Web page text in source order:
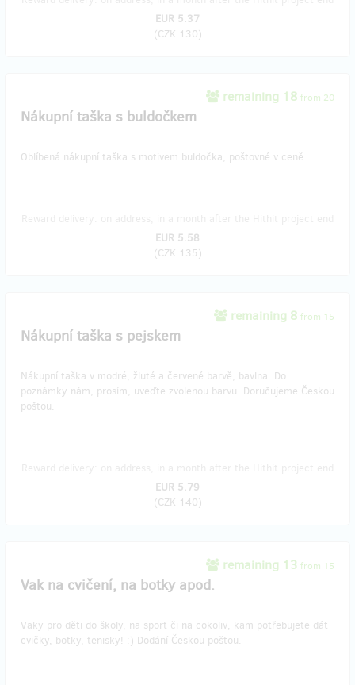
EUR 5.37
(CZK 130)
remaining 18 from 20
Nákupní taška s buldočkem
Oblíbená nákupní taška s motivem buldočka, poštovné v ceně.
EUR 5.58
(CZK 135)
remaining 8 from 15
Nákupní taška s pejskem
Nákupní taška v modré, žluté a červené barvě, bavlna. Do
poznámky nám, prosím, uveďte zvolenou barvu. Doručujeme Českou
poštou.
EUR 5.79
(CZK 140)
remaining 13 from 15
Vak na cvičení, na botky apod.
Vaky pro děti do školy, na sport či na cokoliv, kam potřebujete dát
cvičky, botky, tenisky! :) Dodání Českou poštou.